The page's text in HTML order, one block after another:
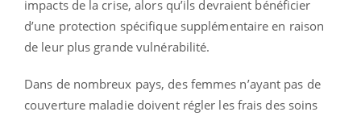
impacts de la crise, alors qu’ils devraient bénéficier
d’une protection spécifique supplémentaire en raison
de leur plus grande vulnérabilité.
Dans de nombreux pays, des femmes n’ayant pas de
couverture maladie doivent régler les frais des soins